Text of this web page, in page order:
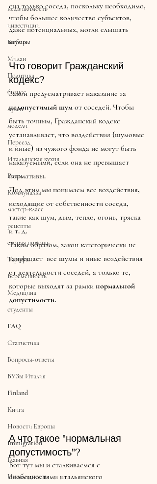
недвижимость
инвестиции
Выборы
Милан
Политика
бизнес
музеи
модели
Переезд
Итальянская кухня
Роды
Коммуналка
мастер-класс
рецепты
скорая помощь
Тарифы
Беременность
Медицина
студенты
FAQ
Статистика
Вопросы-ответы
ВУЗы Италия
Finland
Книга
Новости Европы
Immigration
Главная
Инвалидность
сна только соседа, поскольку необходимо,
чтобы большее количество субъектов,
даже потенциальных, могли слышать
шумы.
Что говорит Гражданский
кодекс?
Закон предусматривает наказание за
недопустимый шум от соседей. Чтобы
быть точным, Гражданский кодекс
устанавливает, что воздействия (шумовые
и иные) из чужого фонда не могут быть
наказуемыми, если она не превышает
нормативы.
Под этим мы понимаем все воздействия,
исходящие от собственности соседа,
такие как шум, дым, тепло, огонь, тряска
и т. д.
Таким образом, закон категорически не
запрещает  все шумы и иные воздействия
от деятельности соседей, а только те,
которые выходят за рамки нормальной
допустимости.
А что такое "нормальная
допустимость"?
Вот тут мы и сталкиваемся с
особенностями итальянского